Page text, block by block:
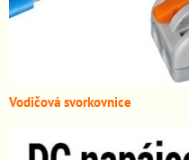
Vodičová svorkovnice